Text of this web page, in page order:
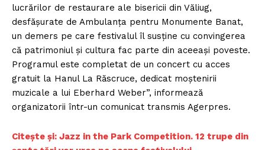
lucrărilor de restaurare ale bisericii din Văliug,
desfăşurate de Ambulanţa pentru Monumente Banat,
un demers pe care festivalul îl susţine cu convingerea
că patrimoniul şi cultura fac parte din aceeaşi poveste.
Programul este completat de un concert cu acces
gratuit la Hanul La Răscruce, dedicat moştenirii
muzicale a lui Eberhard Weber”, informează
organizatorii într-un comunicat transmis Agerpres.
Citește și: Jazz in the Park Competition. 12 trupe din